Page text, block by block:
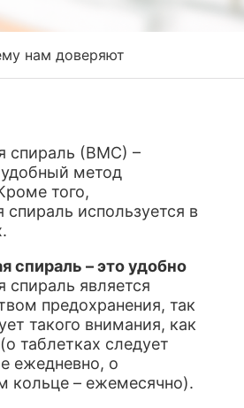
нам доверяют
спираль (ВМС) –
метод
того,
спираль используется в
спираль – это удобно
спираль является
предохранения, так
такого внимания, как
таблетках следует
ежедневно, о
кольце – ежемесячно).